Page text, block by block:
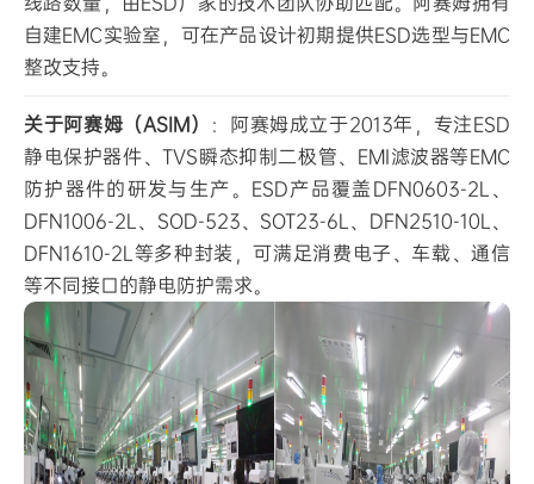
自建EMC实验室，可在产品设计初期提供ESD选型与EMC
整改支持。
关于阿赛姆（ASIM）
：阿赛姆成立于2013年，专注ESD
静电保护器件、TVS瞬态抑制二极管、EMI滤波器等EMC
防护器件的研发与生产。ESD产品覆盖DFN0603-2L、
DFN1006-2L、SOD-523、SOT23-6L、DFN2510-10L、
DFN1610-2L等多种封装，可满足消费电子、车载、通信
等不同接口的静电防护需求。